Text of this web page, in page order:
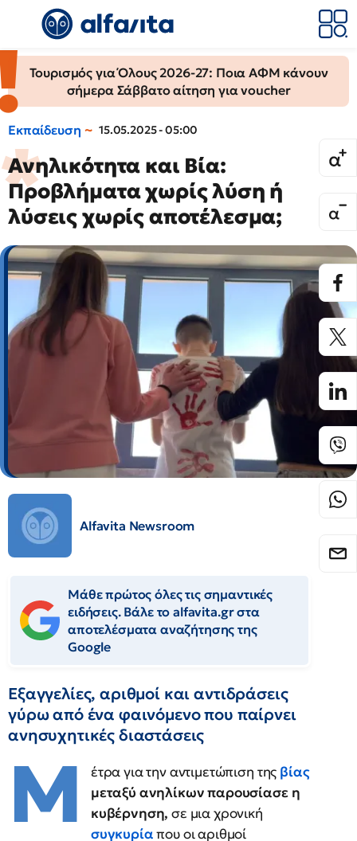
Τουρισμός για Όλους 2026-27: Ποια ΑΦΜ κάνουν
σήμερα Σάββατο αίτηση για voucher
Εκπαίδευση 15.05.2025 - 05:00
Ανηλικότητα και Βία:
Προβλήματα χωρίς λύση ή
λύσεις χωρίς αποτέλεσμα;
Alfavita Newsroom
Μάθε πρώτος όλες τις σημαντικές
ειδήσεις. Βάλε το alfavita.gr στα
αποτελέσματα αναζήτησης της
Google
Εξαγγελίες, αριθμοί και αντιδράσεις
γύρω από ένα φαινόμενο που παίρνει
ανησυχητικές διαστάσεις
Μ έτρα για την αντιμετώπιση της βίας
μεταξύ ανηλίκων παρουσίασε η
κυβέρνηση, σε μια χρονική
συγκυρίαπου οι αριθμοί